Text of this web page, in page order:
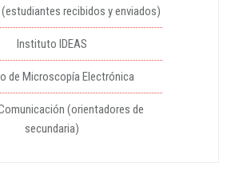
recibidos y enviados)
Instituto IDEAS
de Microscopía Electrónica
(orientadores de
secundaria)